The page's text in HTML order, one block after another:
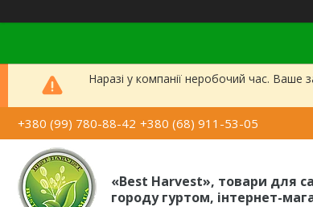
Наразі у компанії неробочий час.
+380 (99) 780-88-42 +380 (68) 911-53-05
«Best Harvest», товари для
городу гуртом, інтернет-